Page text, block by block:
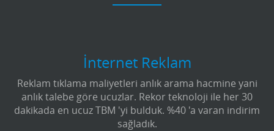
İnternet Reklam
Reklam tıklama maliyetleri anlık arama hacmine yani
anlık talebe göre ucuzlar. Rekor teknoloji ile her 30
dakikada en ucuz TBM 'yi bulduk. %40 'a varan indirim
sağladık.